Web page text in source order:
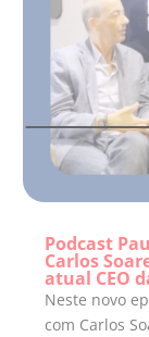
Podcast
Carlos
atual CEO
Neste novo
com Carlos